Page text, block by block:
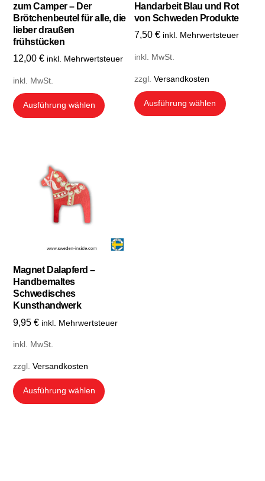
zum Camper – Der
Brötchenbeutel für alle, die
lieber draußen
frühstücken
12,00€ inkl. Mehrwertsteuer
inkl. MwSt.
Ausführung wählen
Dieses
auf
der
Handarbeit Blau und Rot
von Schweden Produkte
7,50 € inkl. Mehrwertsteuer
inkl. MwSt.
zzgl. Versandkosten
Ausführung wählen
Dieses
Magnet Dalapferd –
Handbemaltes
Schwedisches
Kunsthandwerk
9,95€ inkl. Mehrwertsteuer
inkl. MwSt.
zzgl.Versandkosten
Ausführung wählen
Dieses